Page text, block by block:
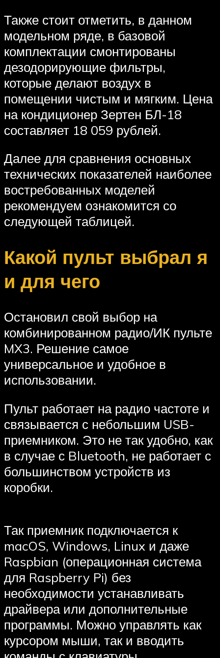
Также стоит отметить, в данном
модельном ряде, в базовой
комплектации смонтированы
дезодорирующие фильтры,
которые делают воздух в
помещении чистым и мягким. Цена
на кондиционер Зертен БЛ-18
составляет 18 059 рублей.
Далее для сравнения основных
технических показателей наиболее
востребованных моделей
рекомендуем ознакомится со
следующей таблицей.
Какой пульт выбрал я
и для чего
Остановил свой выбор на
комбинированном радио/ИК пульте
MX3. Решение самое
универсальное и удобное в
использовании.
Пульт работает на радио частоте и
связывается с небольшим USB-
приемником. Это не так удобно, как
в случае с Bluetooth, не работает с
большинством устройств из
коробки.
Так приемник подключается к
macOS, Windows, Linux и даже
Raspbian (операционная система
для Raspberry Pi) без
необходимости устанавливать
драйвера или дополнительные
программы. Можно управлять как
курсором мыши, так и вводить